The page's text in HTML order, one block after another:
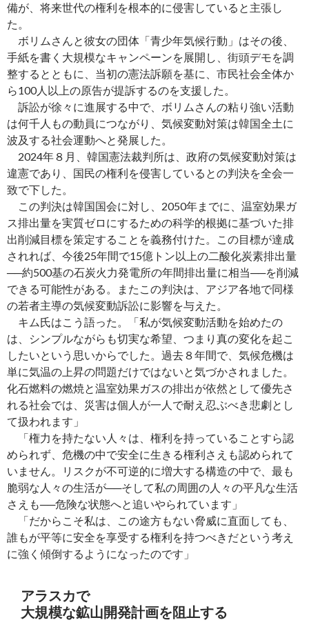
備が、将来世代の権利を根本的に侵害していると主張し
た。
ボリムさんと彼女の団体「青少年気候行動」はその後、
手紙を書く大規模なキャンペーンを展開し、街頭デモを調
整するとともに、当初の憲法訴願を基に、市民社会全体か
ら100人以上の原告が提訴するのを支援した。
訴訟が徐々に進展する中で、ボリムさんの粘り強い活動
は何千人もの動員につながり、気候変動対策は韓国全土に
波及する社会運動へと発展した。
2024年８月、韓国憲法裁判所は、政府の気候変動対策は
違憲であり、国民の権利を侵害しているとの判決を全会一
致で下した。
この判決は韓国国会に対し、2050年までに、温室効果ガ
ス排出量を実質ゼロにするための科学的根拠に基づいた排
出削減目標を策定することを義務付けた。この目標が達成
されれば、今後25年間で15億トン以上の二酸化炭素排出量
──約500基の石炭火力発電所の年間排出量に相当──を削減
できる可能性がある。またこの判決は、アジア各地で同様
の若者主導の気候変動訴訟に影響を与えた。
キム氏はこう語った。「私が気候変動活動を始めたの
は、シンプルながらも切実な希望、つまり真の変化を起こ
したいという思いからでした。過去８年間で、気候危機は
単に気温の上昇の問題だけではないと気づかされました。
化石燃料の燃焼と温室効果ガスの排出が依然として優先さ
れる社会では、災害は個人が一人で耐え忍ぶべき悲劇とし
て扱われます」
「権力を持たない人々は、権利を持っていることすら認
められず、危機の中で安全に生きる権利さえも認められて
いません。リスクが不可逆的に増大する構造の中で、最も
脆弱な人々の生活が──そして私の周囲の人々の平凡な生活
さえも──危険な状態へと追いやられています」
「だからこそ私は、この途方もない脅威に直面しても、
誰もが平等に安全を享受する権利を持つべきだという考え
に強く傾倒するようになったのです」
アラスカで
大規模な鉱山開発計画を阻止する